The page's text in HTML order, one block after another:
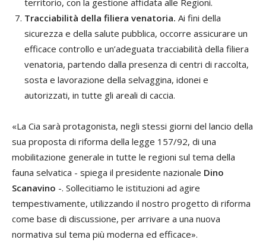
Tracciabilità della filiera venatoria. Ai fini della
sicurezza e della salute pubblica, occorre assicurare un
efficace controllo e un’adeguata tracciabilità della filiera
venatoria, partendo dalla presenza di centri di raccolta,
sosta e lavorazione della selvaggina, idonei e
autorizzati, in tutte gli areali di caccia.
«La Cia sarà protagonista, negli stessi giorni del lancio della
sua proposta di riforma della legge 157/92, di una
mobilitazione generale in tutte le regioni sul tema della
fauna selvatica - spiega il presidente nazionale Dino
Scanavino -. Sollecitiamo le istituzioni ad agire
tempestivamente, utilizzando il nostro progetto di riforma
come base di discussione, per arrivare a una nuova
normativa sul tema più moderna ed efficace».